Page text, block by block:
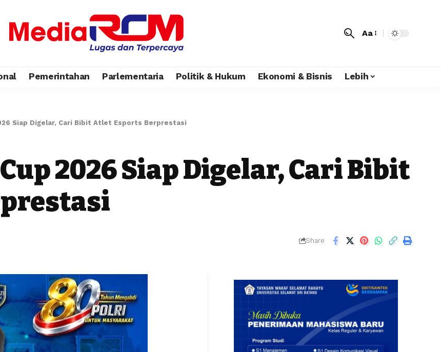
Aa
Pemerintahan Parlementaria Politik & Hukum Ekonomi & Bisnis Lebih
Siap Digelar, Cari Bibit Atlet Esports Berprestasi
2026 Siap Digelar, Cari Bibit
Share